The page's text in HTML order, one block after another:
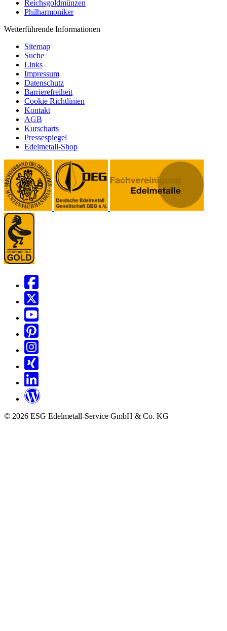
Reichsgoldmünzen
Philharmoniker
Weiterführende Informationen
Sitemap
Suche
Links
Impressum
Datenschutz
Barrierefreiheit
Cookie Richtlinien
Kontakt
AGB
Kurscharts
Pressespiegel
Edelmetall-Shop
© 2026 ESG Edelmetall-Service GmbH & Co. KG